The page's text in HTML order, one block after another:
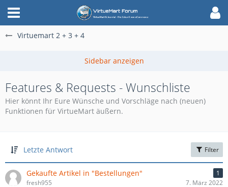
Virtuemart 2 + 3 + 4
Features & Requests - Wunschliste
Hier könnt Ihr Eure Wünsche und Vorschläge nach (neuen)
Funktionen für VirtueMart äußern.
Letzte Antwort Filter
Gekaufte Artikel in "Bestellungen"
1
fresh955
7. März 2022